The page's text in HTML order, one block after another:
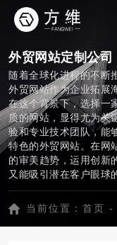
外贸网站定制公司
随着全球化进程的不断
外贸网站作为企业拓展
在这个背景下，选择一
质的网站，显得尤为关
验和专业技术团队，能
特色的外贸网站。在网
的审美趋势，运用创新
又能吸引潜在客户眼球
会关注网站优化和营销
局以及精准的关键词优
而带来更多的海外客户
当前位置： 首页 -